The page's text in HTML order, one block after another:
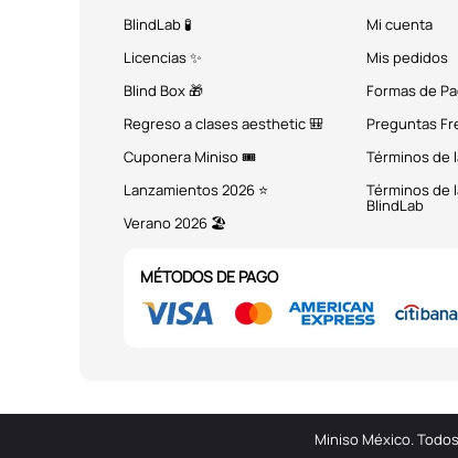
BlindLab 🧪
Licencias ✨
Blind Box 🎁
Regreso a clases aesthetic 🎒
Cuponera Miniso 🎟️
Lanzamientos 2026 ⭐
Verano 2026 🏖️
Mi cuenta
Mis pedidos
Formas de
Preguntas
Términos de
Términos de
BlindLab
MÉTODOS DE PAGO
Miniso México.